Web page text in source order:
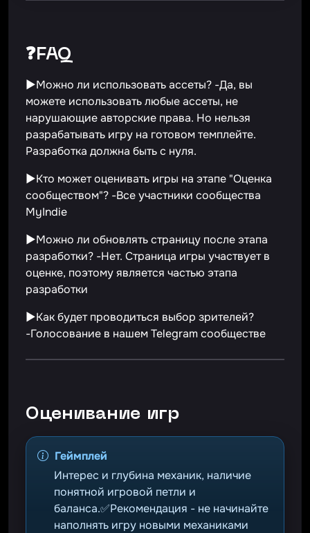
❓FAQ
▶Можно ли использовать ассеты? -Да, вы
можете использовать любые ассеты, не
нарушающие авторские права. Но нельзя
разрабатывать игру на готовом темплейте.
Разработка должна быть с нуля.
▶Кто может оценивать игры на этапе "Оценка
сообществом"? -Все участники сообщества
MyIndie
▶Можно ли обновлять страницу после этапа
разработки? -Нет. Страница игры участвует в
оценке, поэтому является частью этапа
разработки
▶Как будет проводиться выбор зрителей?
-Голосование в нашем Telegram сообществе
Оценивание игр
Геймплей
Интерес и глубина механик, наличие
понятной игровой петли и
баланса.✅Рекомендация - не начинайте
наполнять игру новыми механиками